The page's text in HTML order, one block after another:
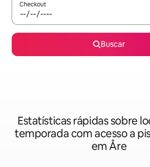
Checkout
Buscar
Estatísticas rápidas sobre
temporada com acesso a
em Åre